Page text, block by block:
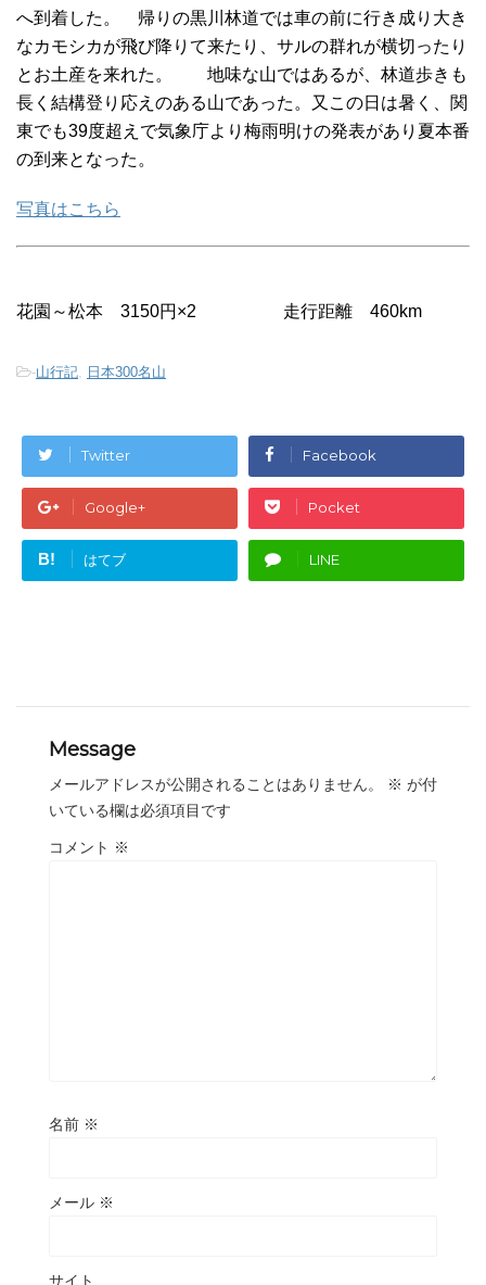
へ到着した。 帰りの黒川林道では車の前に行き成り大き
なカモシカが飛び降りて来たり、サルの群れが横切ったり
とお土産を来れた。 地味な山ではあるが、林道歩きも
長く結構登り応えのある山であった。又この日は暑く、関
東でも39度超えで気象庁より梅雨明けの発表があり夏本番
の到来となった。
写真はこちら
花園～松本 3150円×2 走行距離 460km
-山行記 日本300名山
Twitter Facebook
Google+ Pocket
B! はてブ LINE
Message
メールアドレスが公開されることはありません。 ※ が付
いている欄は必須項目です
コメント ※
名前 ※
メール ※
サイト